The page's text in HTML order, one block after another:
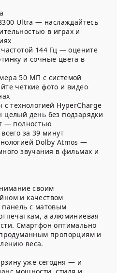
Ultra — наслаждайтесь
в играх и
144 Гц — оцените
и сочные цвета в
50 МП с системой
четкие фото и видео
технологией HyperCharge
день без подзарядки
— полностью
за 39 минут
Dolby Atmos —
звучания в фильмах и
своим
и качеством
панель с матовым
а алюминиевая
Смартфон оптимально
пропорциям и
веса.
уже сегодня — и